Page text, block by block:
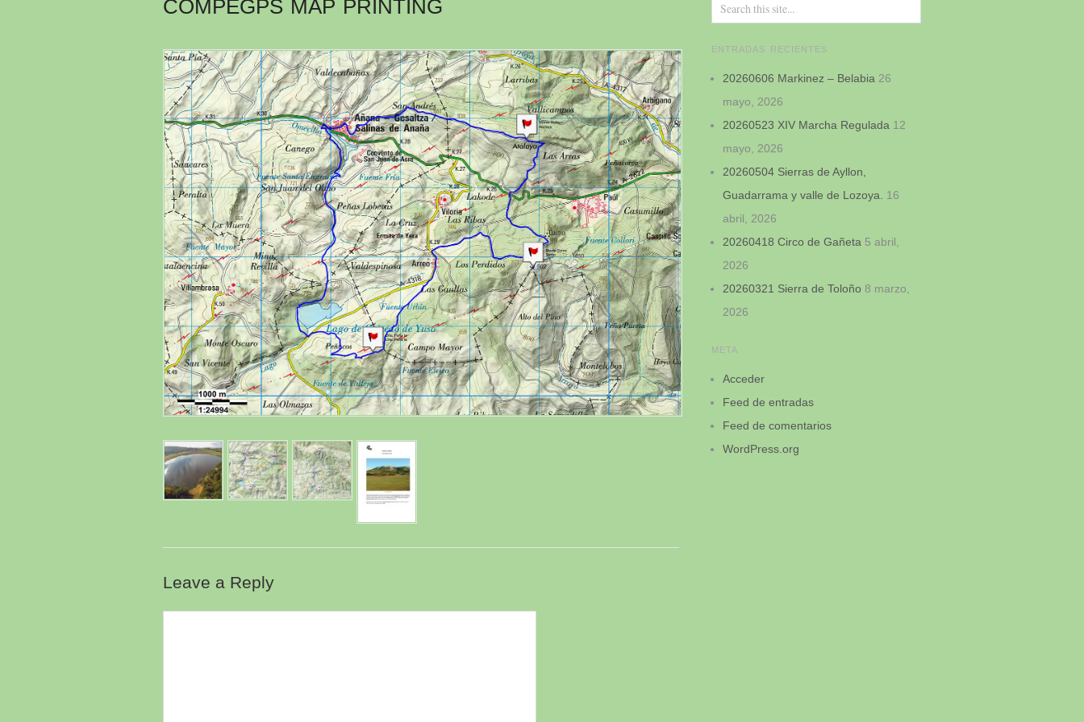
COMPEGPS MAP PRINTING
Leave a Reply
ENTRADAS RECIENTES
20260606 Markinez – Belabia 26
mayo, 2026
20260523 XIV Marcha Regulada 12
mayo, 2026
20260504 Sierras de Ayllon,
Guadarrama y valle de Lozoya.
16
abril, 2026
20260418 Circo de Gañeta 5 abril,
2026
20260321 Sierra de Toloño 8 marzo,
2026
META
Acceder
Feed de entradas
Feed de comentarios
WordPress.org